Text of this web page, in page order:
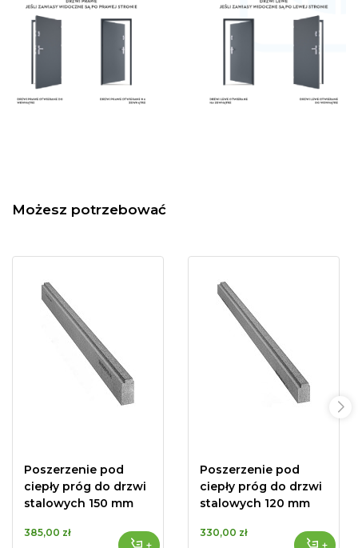
Możesz potrzebować
Poszerzenie pod
ciepły próg do drzwi
stalowych 150 mm
385,00 zł
+
Poszerzenie pod
ciepły próg do drzwi
stalowych 120 mm
330,00 zł
+